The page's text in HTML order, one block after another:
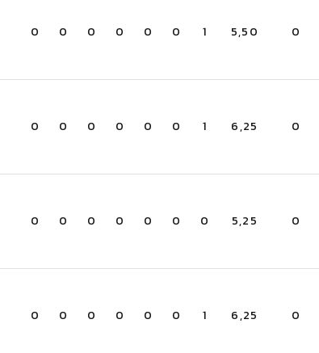
0 0 0 0 0 0 1 5,50 0
0 0 0 0 0 0 1 6,25 0
0 0 0 0 0 0 0 5,25 0
0 0 0 0 0 0 1 6,25 0